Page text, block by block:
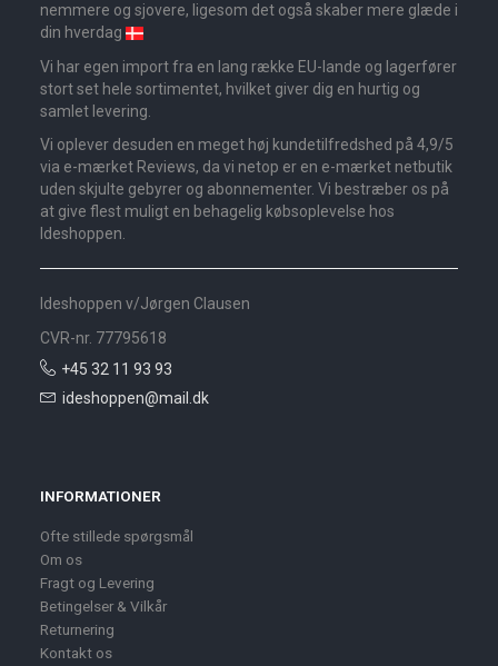
nemmere og sjovere, ligesom det også skaber mere glæde i
din hverdag
Vi har egen import fra en lang række EU-lande og lagerfører
stort set hele sortimentet, hvilket giver dig en hurtig og
samlet levering.
Vi oplever desuden en meget høj kundetilfredshed på 4,9/5
via e-mærket Reviews, da vi netop er en e-mærket netbutik
uden skjulte gebyrer og abonnementer. Vi bestræber os på
at give flest muligt en behagelig købsoplevelse hos
Ideshoppen.
Ideshoppen v/Jørgen Clausen
CVR-nr. 77795618
+45 32 11 93 93
ideshoppen@mail.dk
INFORMATIONER
Ofte stillede spørgsmål
Om os
Fragt og Levering
Betingelser & Vilkår
Returnering
Kontakt os